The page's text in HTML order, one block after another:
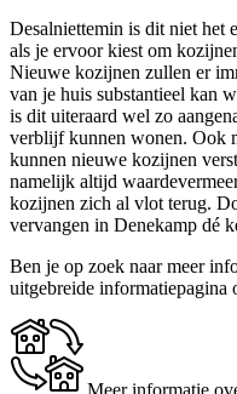
Desalniettemin is dit niet het
als je ervoor kiest om
Nieuwe kozijnen zullen er
van je huis substantieel kan
is dit uiteraard wel zo
verblijf kunnen wonen. Ook
kunnen nieuwe kozijnen
namelijk altijd
kozijnen zich al vlot terug.
vervangen in Denekamp dé
Ben je op zoek naar meer
uitgebreide informatiepagina